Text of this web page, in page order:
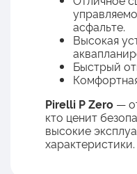
асфальте.
Высокая
Быстрый
Pirelli P Zero —
кто ценит
высокие
характеристики.